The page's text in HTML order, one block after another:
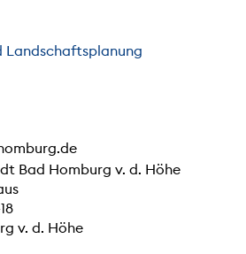
Landschaftsplanung
Bad Homburg v. d. Höhe
v. d. Höhe